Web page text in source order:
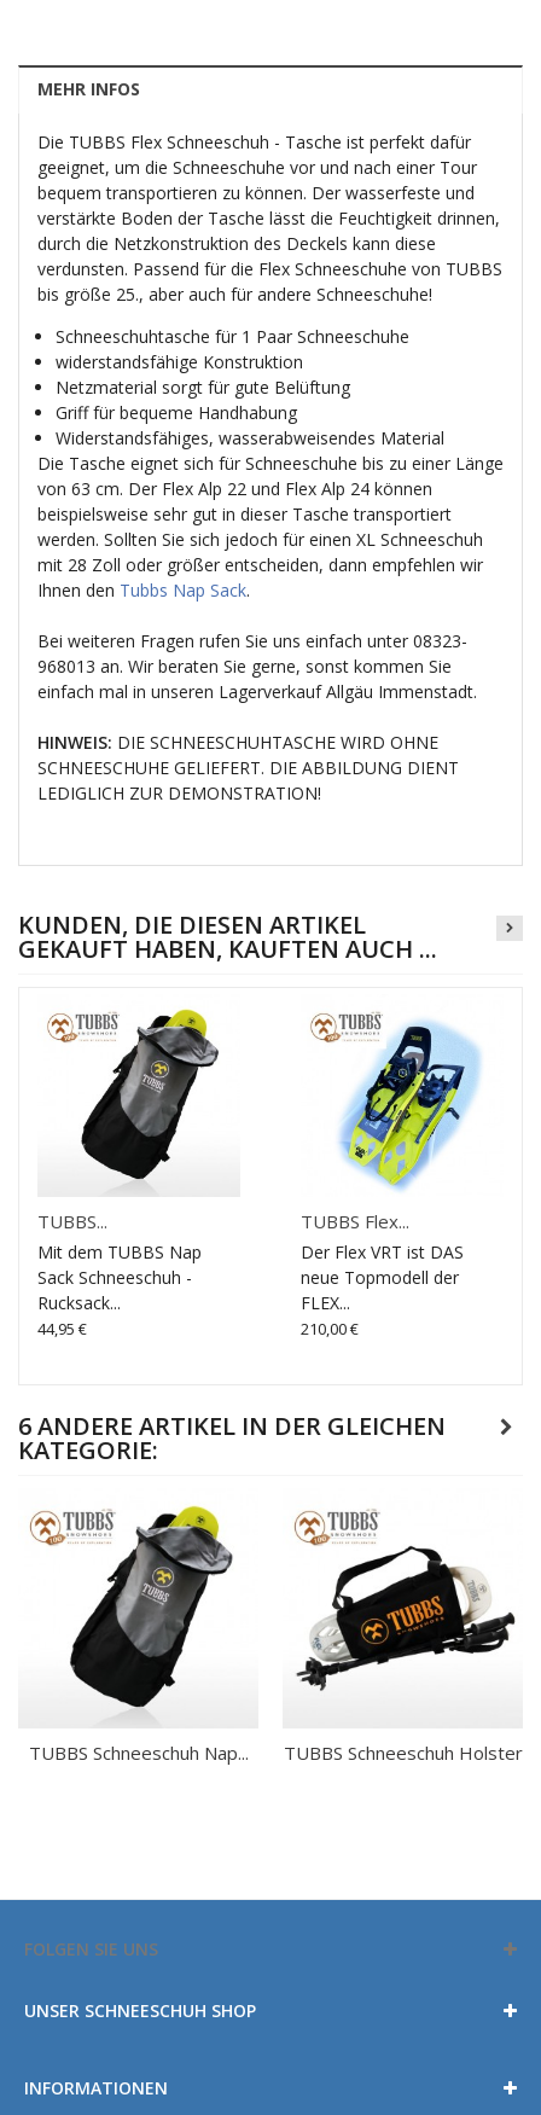
MEHR INFOS
Die TUBBS Flex Schneeschuh - Tasche ist perfekt dafür
geeignet, um die Schneeschuhe vor und nach einer Tour
bequem transportieren zu können. Der wasserfeste und
verstärkte Boden der Tasche lässt die Feuchtigkeit drinnen,
durch die Netzkonstruktion des Deckels kann diese
verdunsten. Passend für die Flex Schneeschuhe von TUBBS
bis größe 25., aber auch für andere Schneeschuhe!
Schneeschuhtasche für 1 Paar Schneeschuhe
widerstandsfähige Konstruktion
Netzmaterial sorgt für gute Belüftung
Griff für bequeme Handhabung
Widerstandsfähiges, wasserabweisendes Material
Die Tasche eignet sich für Schneeschuhe bis zu einer Länge
von 63 cm. Der Flex Alp 22 und Flex Alp 24 können
beispielsweise sehr gut in dieser Tasche transportiert
werden. Sollten Sie sich jedoch für einen XL Schneeschuh
mit 28 Zoll oder größer entscheiden, dann empfehlen wir
Ihnen den Tubbs Nap Sack.
Bei weiteren Fragen rufen Sie uns einfach unter 08323-
968013 an. Wir beraten Sie gerne, sonst kommen Sie
einfach mal in unseren Lagerverkauf Allgäu Immenstadt.
HINWEIS: DIE SCHNEESCHUHTASCHE WIRD OHNE
SCHNEESCHUHE GELIEFERT. DIE ABBILDUNG DIENT
LEDIGLICH ZUR DEMONSTRATION!
KUNDEN, DIE DIESEN ARTIKEL
GEKAUFT HABEN, KAUFTEN AUCH ...
TUBBS...
Mit dem TUBBS Nap
Sack Schneeschuh -
Rucksack...
44,95 €
TUBBS Flex...
Der Flex VRT ist DAS
neue Topmodell der
FLEX...
210,00 €
6 ANDERE ARTIKEL IN DER GLEICHEN
KATEGORIE:
TUBBS Schneeschuh Nap... TUBBS Schneeschuh Holster
FOLGEN SIE UNS
UNSER SCHNEESCHUH SHOP
INFORMATIONEN